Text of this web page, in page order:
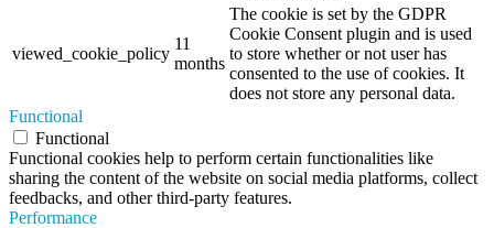
viewed_cookie_policy
11
months
The cookie is set by the GDPR
Cookie Consent plugin and is used
to store whether or not user has
consented to the use of cookies. It
does not store any personal data.
Functional
Functional
Functional cookies help to perform certain functionalities like
sharing the content of the website on social media platforms, collect
feedbacks, and other third-party features.
Performance